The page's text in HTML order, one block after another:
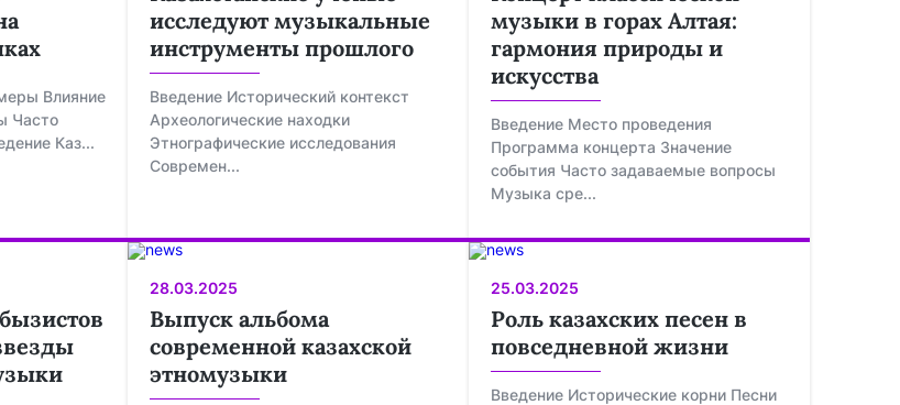
Влияние
Часто
Каз...
исследуют музыкальные
инструменты прошлого
Введение Исторический контекст
Археологические находки
Этнографические исследования
Современ...
музыки в горах Алтая:
гармония природы и
искусства
Введение Место проведения
Программа концерта Значение
события Часто задаваемые вопросы
Музыка сре...
28.03.2025
Выпуск альбома
современной казахской
этномузыки
25.03.2025
Роль казахских песен в
повседневной жизни
Введение Исторические корни Песни